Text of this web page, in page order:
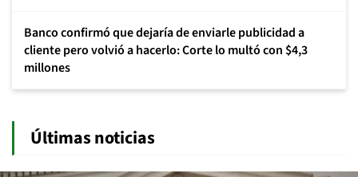
Banco confirmó que dejaría de enviarle publicidad a
cliente pero volvió a hacerlo: Corte lo multó con $4,3
millones
Últimas noticias